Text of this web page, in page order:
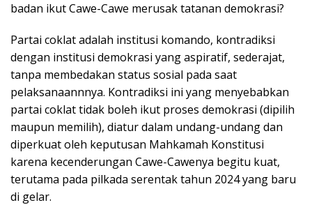
badan ikut Cawe-Cawe merusak tatanan demokrasi?
Partai coklat adalah institusi komando, kontradiksi
dengan institusi demokrasi yang aspiratif, sederajat,
tanpa membedakan status sosial pada saat
pelaksanaannnya. Kontradiksi ini yang menyebabkan
partai coklat tidak boleh ikut proses demokrasi (dipilih
maupun memilih), diatur dalam undang-undang dan
diperkuat oleh keputusan Mahkamah Konstitusi
karena kecenderungan Cawe-Cawenya begitu kuat,
terutama pada pilkada serentak tahun 2024 yang baru
di gelar.